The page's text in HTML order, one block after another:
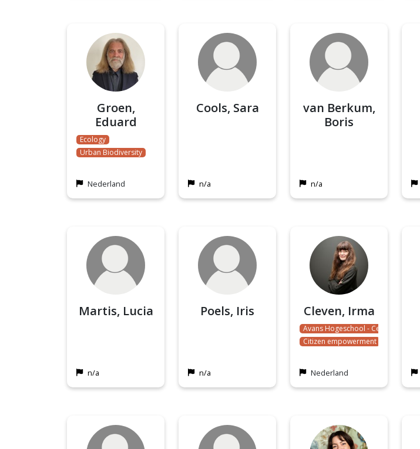
Groen,
Eduard
Ecology
Urban Biodiversity
Nederland
Cools, Sara
n/a
van Berkum,
Boris
n/a
Martis, Lucia
n/a
Poels, Iris
n/a
Cleven, Irma
Avans Hogeschool - Centr…
Citizen empowerment
Nederland